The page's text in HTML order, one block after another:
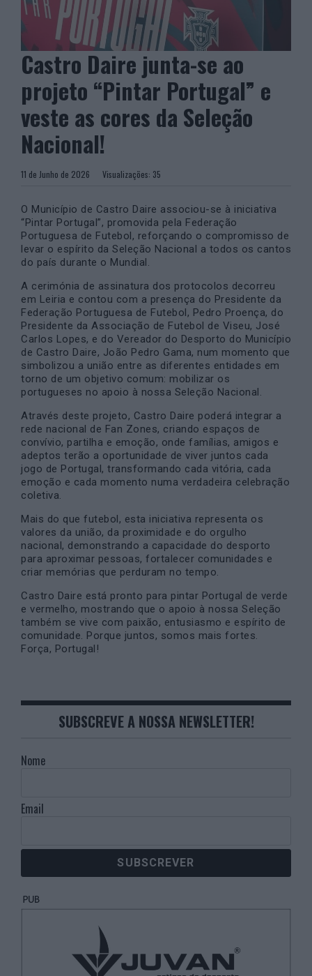
Castro Daire junta-se ao
projeto “Pintar Portugal” e
veste as cores da Seleção
Nacional!
11 de Junho de 2026 Visualizações: 35
O Município de Castro Daire associou-se à iniciativa
“Pintar Portugal”, promovida pela Federação
Portuguesa de Futebol, reforçando o compromisso de
levar o espírito da Seleção Nacional a todos os cantos
do país durante o Mundial.
A cerimónia de assinatura dos protocolos decorreu
em Leiria e contou com a presença do Presidente da
Federação Portuguesa de Futebol, Pedro Proença, do
Presidente da Associação de Futebol de Viseu, José
Carlos Lopes, e do Vereador do Desporto do Município
de Castro Daire, João Pedro Gama, num momento que
simbolizou a união entre as diferentes entidades em
torno de um objetivo comum: mobilizar os
portugueses no apoio à nossa Seleção Nacional.
Através deste projeto, Castro Daire poderá integrar a
rede nacional de Fan Zones, criando espaços de
convívio, partilha e emoção, onde famílias, amigos e
adeptos terão a oportunidade de viver juntos cada
jogo de Portugal, transformando cada vitória, cada
emoção e cada momento numa verdadeira celebração
coletiva.
Mais do que futebol, esta iniciativa representa os
valores da união, da proximidade e do orgulho
nacional, demonstrando a capacidade do desporto
para aproximar pessoas, fortalecer comunidades e
criar memórias que perduram no tempo.
Castro Daire está pronto para pintar Portugal de verde
e vermelho, mostrando que o apoio à nossa Seleção
também se vive com paixão, entusiasmo e espírito de
comunidade. Porque juntos, somos mais fortes.
Força, Portugal!
SUBSCREVE A NOSSA NEWSLETTER!
Nome
Email